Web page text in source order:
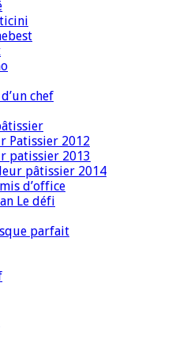
chef
Patissier 2012
patissier 2013
pâtissier 2014
d’office
Le défi
parfait